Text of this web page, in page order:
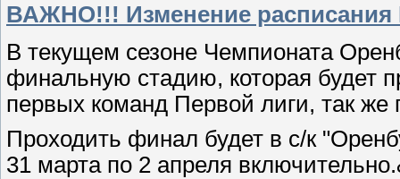
ВАЖНО!!! Изменение расписания
В текущем сезоне Чемпионата
финальную стадию, которая будет
первых команд Первой лиги, так
Проходить финал будет в с/к
31 марта по 2 апреля